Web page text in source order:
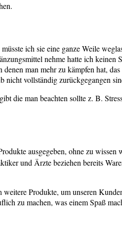
ich sie eine ganze Weile
nehme hatte ich keinen
man mehr zu kämpfen hat,
nicht vollständig zurückgegangen
die man beachten sollte z. B.
ausgegeben, ohne zu wissen
und Ärzte beziehen bereits
Produkte, um unseren
zu machen, was einem Spaß